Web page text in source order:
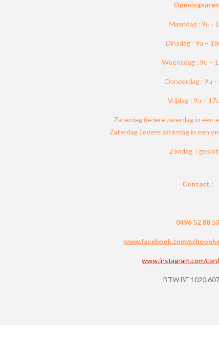
Maandag : 9u -
Dinsdag : 9u –
Woensdag : 9u –
Donderdag : 9u –
Vrijdag : 9u –
Zaterdag (iedere zaterdag in een
Zaterdag (iedere zaterdag in een
Zondag :
Contact :
0496 52 88 53
www.facebook.com/
www.instagram.com/
BTW BE